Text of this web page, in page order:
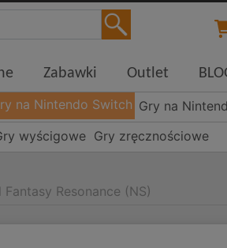
Zabawki Outlet
na Nintendo Switch Gry na
wyścigowe Gry zręcznościowe
Fantasy Resonance (NS)